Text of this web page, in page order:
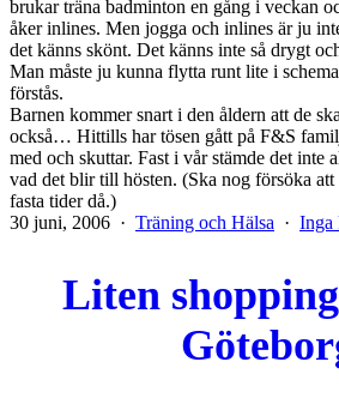
brukar träna badminton en gång i veckan
åker inlines. Men jogga och inlines är ju
det känns skönt. Det känns inte så drygt
Man måste ju kunna flytta runt lite i
förstås.
Barnen kommer snart i den åldern att de
också… Hittills har tösen gått på F&S
med och skuttar. Fast i vår stämde det inte
vad det blir till hösten. (Ska nog försöka
fasta tider då.)
Publicerat
30 juni, 2006
Kategoriserat
Träning och Hälsa Inga
Liten